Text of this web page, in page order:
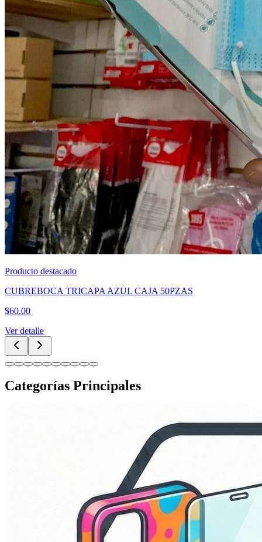
Producto destacado
CUBREBOCA TRICAPA AZUL CAJA 50PZAS
$60.00
Ver detalle
Categorías Principales